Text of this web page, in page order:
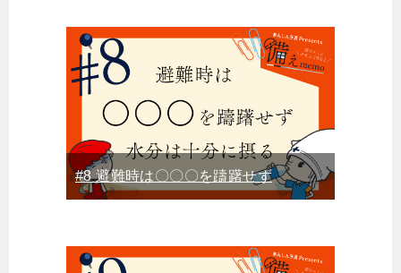
#8 避難時は〇〇〇を躊躇せず